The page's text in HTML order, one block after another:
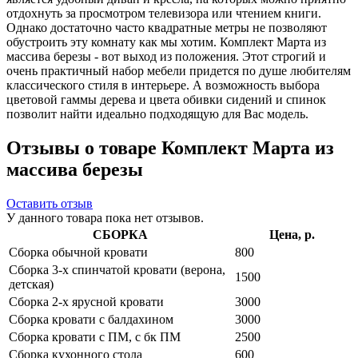
отдохнуть за просмотром телевизора или чтением книги.
Однако достаточно часто квадратные метры не позволяют
обустроить эту комнату как мы хотим. Комплект Марта из
массива березы - вот выход из положения. Этот строгий и
очень практичный набор мебели придется по душе любителям
классического стиля в интерьере. А возможность выбора
цветовой гаммы дерева и цвета обивки сидений и спинок
позволит найти идеально подходящую для Вас модель.
Отзывы о товаре Комплект Марта из
массива березы
Оставить отзыв
У данного товара пока нет отзывов.
СБОРКА
Цена, р.
Сборка обычной кровати
800
Сборка 3-х спинчатой кровати (верона,
детская)
1500
Сборка 2-х ярусной кровати
3000
Сборка кровати с балдахином
3000
Сборка кровати с ПМ, с бк ПМ
2500
Сборка кухонного стола
600